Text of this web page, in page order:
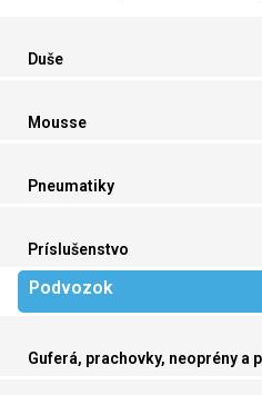
Duše
Mousse
Pneumatiky
Príslušenstvo
Podvozok
Guferá, prachovky, neoprény a